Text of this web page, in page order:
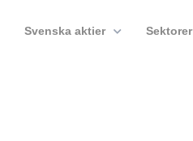
Sektorer
Svenska aktier